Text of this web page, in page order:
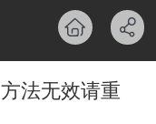
法无效请重